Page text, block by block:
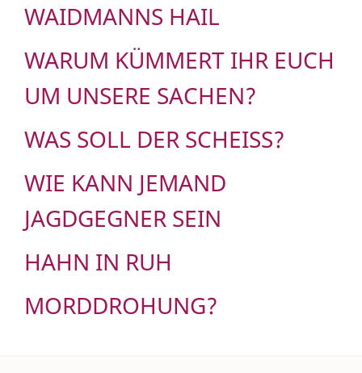
WAIDMANNS HAIL
WARUM KÜMMERT IHR EUCH
UM UNSERE SACHEN?
WAS SOLL DER SCHEISS?
WIE KANN JEMAND
JAGDGEGNER SEIN
HAHN IN RUH
MORDDROHUNG?